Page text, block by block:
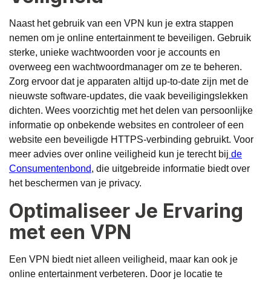
Naast het gebruik van een VPN kun je extra stappen
nemen om je online entertainment te beveiligen. Gebruik
sterke, unieke wachtwoorden voor je accounts en
overweeg een wachtwoordmanager om ze te beheren.
Zorg ervoor dat je apparaten altijd up-to-date zijn met de
nieuwste software-updates, die vaak beveiligingslekken
dichten. Wees voorzichtig met het delen van persoonlijke
informatie op onbekende websites en controleer of een
website een beveiligde HTTPS-verbinding gebruikt. Voor
meer advies over online veiligheid kun je terecht bij de
Consumentenbond, die uitgebreide informatie biedt over
het beschermen van je privacy.
Optimaliseer Je Ervaring
met een VPN
Een VPN biedt niet alleen veiligheid, maar kan ook je
online entertainment verbeteren. Door je locatie te